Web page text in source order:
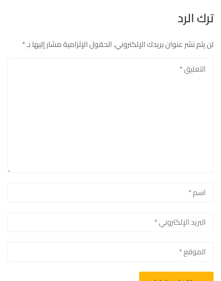
ترك الرد
لن يتم نشر عنوان بريدك الإلكتروني.الحقول الإلزامية مشار إليها بـ*